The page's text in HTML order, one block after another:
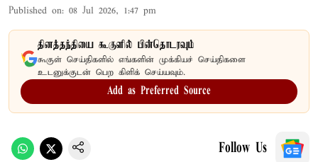
Published on: 08 Jul 2026, 1:47 pm
தினத்தந்தியை கூகுளில் பின்தொடரவும்
கூகுள் செய்திகளில் எங்களின் முக்கியச் செய்திகளை
உடனுக்குடன் பெற கிளிக் செய்யவும்.
Add as Preferred Source
Follow Us